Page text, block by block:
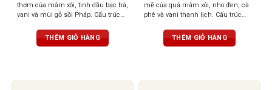
thơm của mâm xôi, tinh dầu bạc hà,
vani và mùi gỗ sồi Pháp. Cấu trúc
sâu lắng
THÊM GIỎ HÀNG
mẽ của quả mâm xôi, nho đen, cà
phê và vani thanh lịch. Cấu trúc
triển tuyệt vời theo thời gian
THÊM GIỎ HÀNG